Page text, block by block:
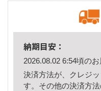
納期目安：
2026.08.02 6:54頃のお
決済方法が、クレジ
す。その他の決済方